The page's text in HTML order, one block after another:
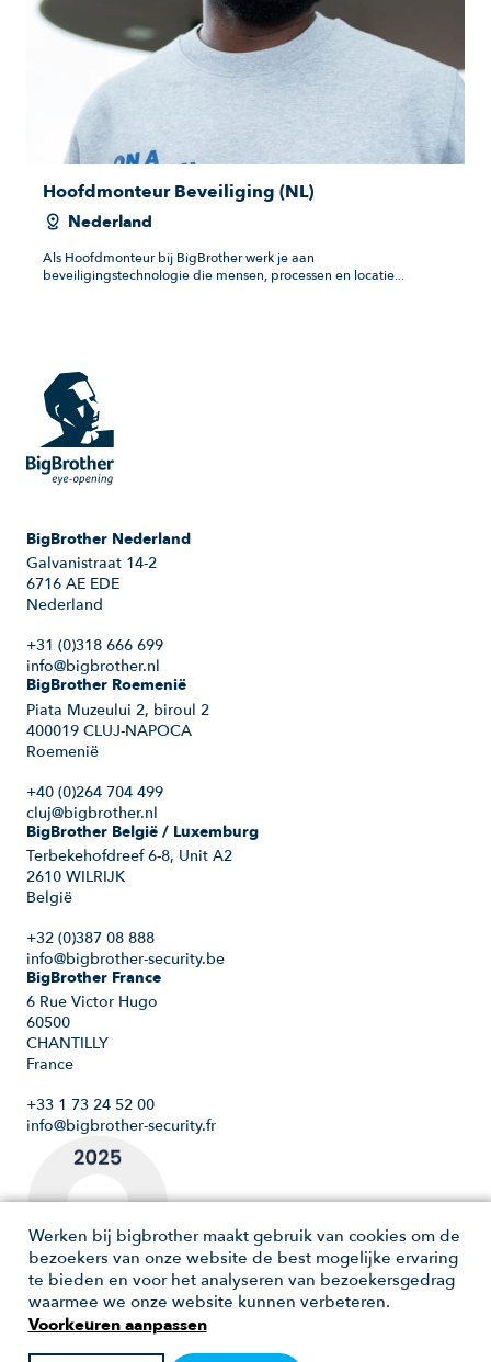
Werken bij bigbrother maakt gebruik van cookies om de
bezoekers van onze website de best mogelijke ervaring
te bieden en voor het analyseren van bezoekersgedrag
waarmee we onze website kunnen verbeteren.
Voorkeuren aanpassen
Hoofdmonteur Beveiliging (NL)
Nederland
Als Hoofdmonteur bij BigBrother werk je aan
beveiligingstechnologie die mensen, processen en locatie...
BigBrother Nederland
Galvanistraat 14-2
6716 AE EDE
Nederland
+31 (0)318 666 699
info@bigbrother.nl
BigBrother Roemenië
Piata Muzeului 2, biroul 2
400019 CLUJ-NAPOCA
Roemenië
+40 (0)264 704 499
cluj@bigbrother.nl
BigBrother België / Luxemburg
Terbekehofdreef 6-8, Unit A2
2610 WILRIJK
België
+32 (0)387 08 888
info@bigbrother-security.be
BigBrother France
6 Rue Victor Hugo
60500
CHANTILLY
France
+33 1 73 24 52 00
info@bigbrother-security.fr
Copyright 2026 - Werken bij bigbrother